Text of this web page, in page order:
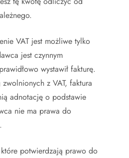
VAT jest możliwe tylko
jest czynnym
wystawił fakturę.
z VAT, faktura
adnotację o podstawie
nie ma prawa do
potwierdzają prawo do